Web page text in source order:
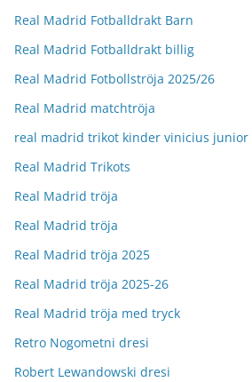
Real Madrid Fotballdrakt Barn
Real Madrid Fotballdrakt billig
Real Madrid Fotbollströja 2025/26
Real Madrid matchtröja
real madrid trikot kinder vinicius junior
Real Madrid Trikots
Real Madrid tröja
Real Madrid tröja
Real Madrid tröja 2025
Real Madrid tröja 2025-26
Real Madrid tröja med tryck
Retro Nogometni dresi
Robert Lewandowski dresi